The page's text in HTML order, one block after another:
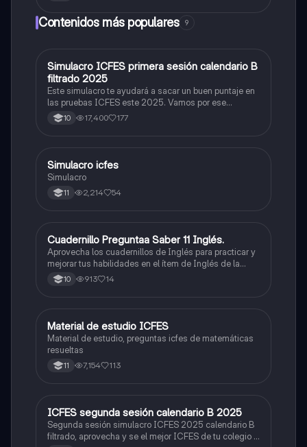
Contenidos más populares 9
ICFES: Matemáticas
Simulacro ICFES primera sesión calendario B
filtrado 2025
Este simulacro te ayudará a sacar un buen puntaje en
las pruebas ICFES este 2025. Vamos por ese
500/500. Y poder ser admitido en la universidad que
quieras, estudiar la carrera que quieres y no la que te
10 17,400 177
ICFES: Lectura Crítica
Simulacro icfes
Simulacro
11 2,214 54
ICFES: Inglés
Cuadernillo Preguntaa Saber 11 Inglés.
Aprovecha los cuadernillos de Inglés para practicar y
mejorar tus habilidades en el ítem de Inglés de la
Prueba Saber 11. 🫡
10 913 14
ICFES: Matemáticas
Material de estudio ICFES
Material de estudio, preguntas icfes de matemáticas
resueltas
11 7,154 113
ICFES: Lectura Crítica
ICFES segunda sesión calendario B 2025
Segunda sesión simulacro ICFES 2025 calendario B
filtrado, aprovecha y se el mejor ICFES de tu colegio y